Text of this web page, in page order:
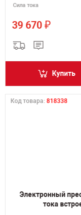
Сила тока
39 670 ₽
Купить
Код товара: 818338
Электронный
тока